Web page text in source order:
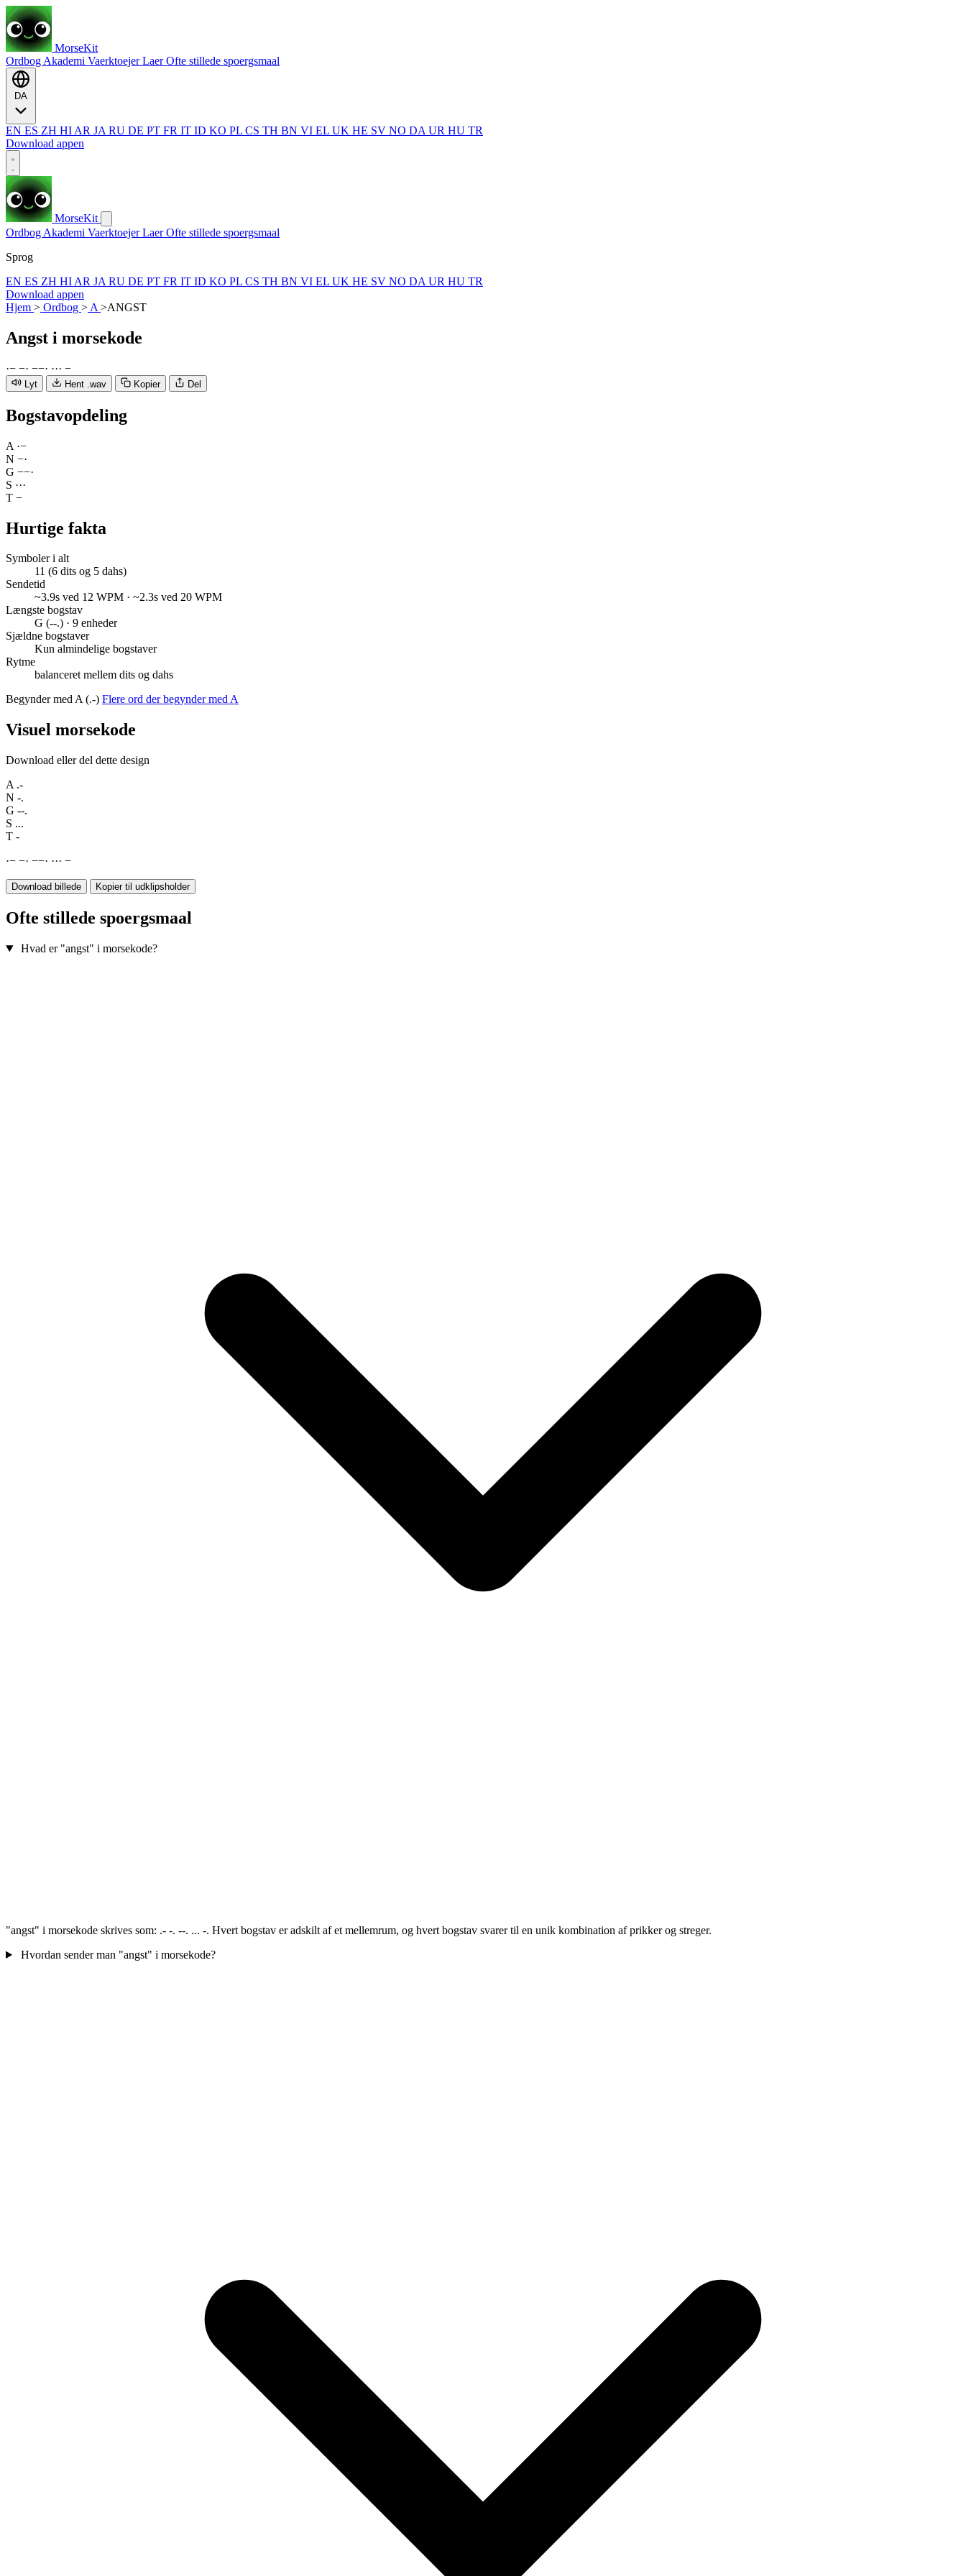
MorseKit
Ordbog Akademi VaerktoejerLaerOfte stillede spoergsmaal
EN ES ZH HI AR JA RU DE PT FR IT ID KO PL CS TH BN VI EL UK HE SV NO DA UR HU TR
Download appen
MorseKit
Ordbog Akademi VaerktoejerLaerOfte stillede spoergsmaal
Sprog
EN ES ZH HI AR JA RU DE PT FR IT ID KO PL CS TH BN VI EL UK HE SV NO DA UR HU TR
Download appen
Hjem > Ordbog > A >ANGST
Angst i morsekode
·− −· −−· ··· −
Lyt Hent .wav Kopier Del
Bogstavopdeling
A ·−
N −·
G −−·
S ···
T −
Hurtige fakta
Symboler i alt
11 (6 dits og 5 dahs)
Sendetid
~3.9s ved 12 WPM · ~2.3s ved 20 WPM
Længste bogstav
G (--.) · 9 enheder
Sjældne bogstaver
Kun almindelige bogstaver
Rytme
balanceret mellem dits og dahs
Begynder med A (.-) Flere ord der begynder med A
Visuel morsekode
Download eller del dette design
A .-
N -.
G --.
S ...
T -
·− −· −−· ··· −
Download billede Kopier til udklipsholder
Ofte stillede spoergsmaal
Hvad er "angst" i morsekode?
"angst" i morsekode skrives som: .- -. --. ... -. Hvert bogstav er adskilt af et mellemrum, og hvert bogstav svarer til en unik kombination af prikker og streger.
Hvordan sender man "angst" i morsekode?